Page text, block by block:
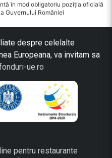
în mod obligatoriu poziția oficială
Guvernului României
despre celelalte
Europeana, va invitam sa
ue.ro
pentru restaurante